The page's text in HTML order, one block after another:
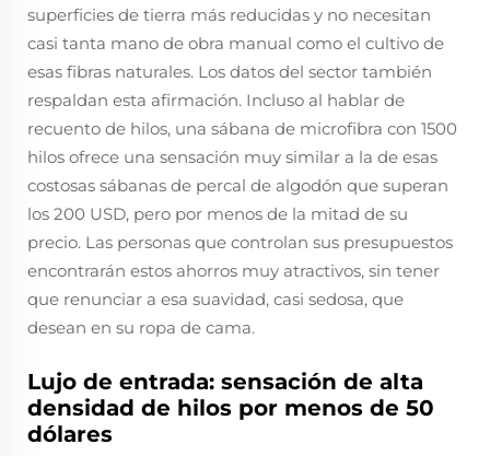
superficies de tierra más reducidas y no necesitan
casi tanta mano de obra manual como el cultivo de
esas fibras naturales. Los datos del sector también
respaldan esta afirmación. Incluso al hablar de
recuento de hilos, una sábana de microfibra con 1500
hilos ofrece una sensación muy similar a la de esas
costosas sábanas de percal de algodón que superan
los 200 USD, pero por menos de la mitad de su
precio. Las personas que controlan sus presupuestos
encontrarán estos ahorros muy atractivos, sin tener
que renunciar a esa suavidad, casi sedosa, que
desean en su ropa de cama.
Lujo de entrada: sensación de alta
densidad de hilos por menos de 50
dólares